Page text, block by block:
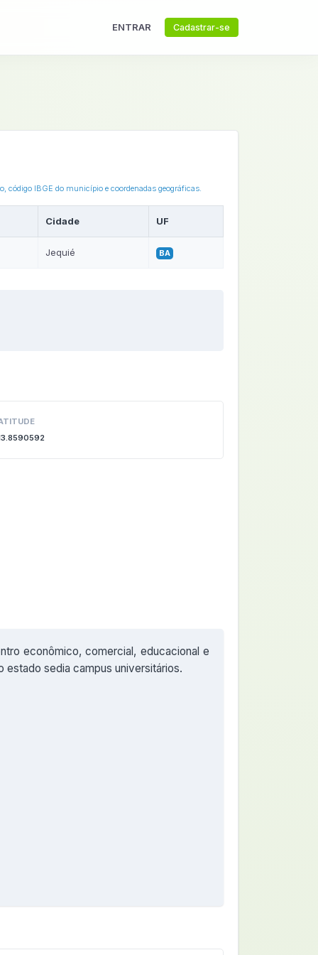
ENTRAR Cadastrar-se
código IBGE do município e coordenadas geográficas.
Cidade UF
Jequié BA
econômico, comercial, educacional e
sedia campus universitários.